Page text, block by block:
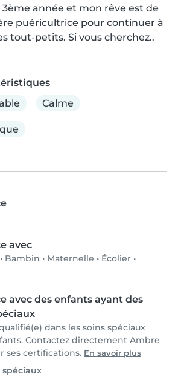
année et mon rêve est de
puéricultrice pour continuer à
tout-petits. Si vous cherchez..
Calme
avec
• Bambin • Maternelle • Écolier •
avec des enfants ayant des
dans les soins spéciaux
Contactez directement Ambre
ses certifications. En savoir plus
spéciaux